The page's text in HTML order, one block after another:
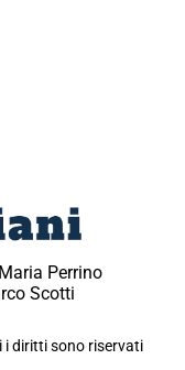
Perrino
Scotti
i diritti sono riservati